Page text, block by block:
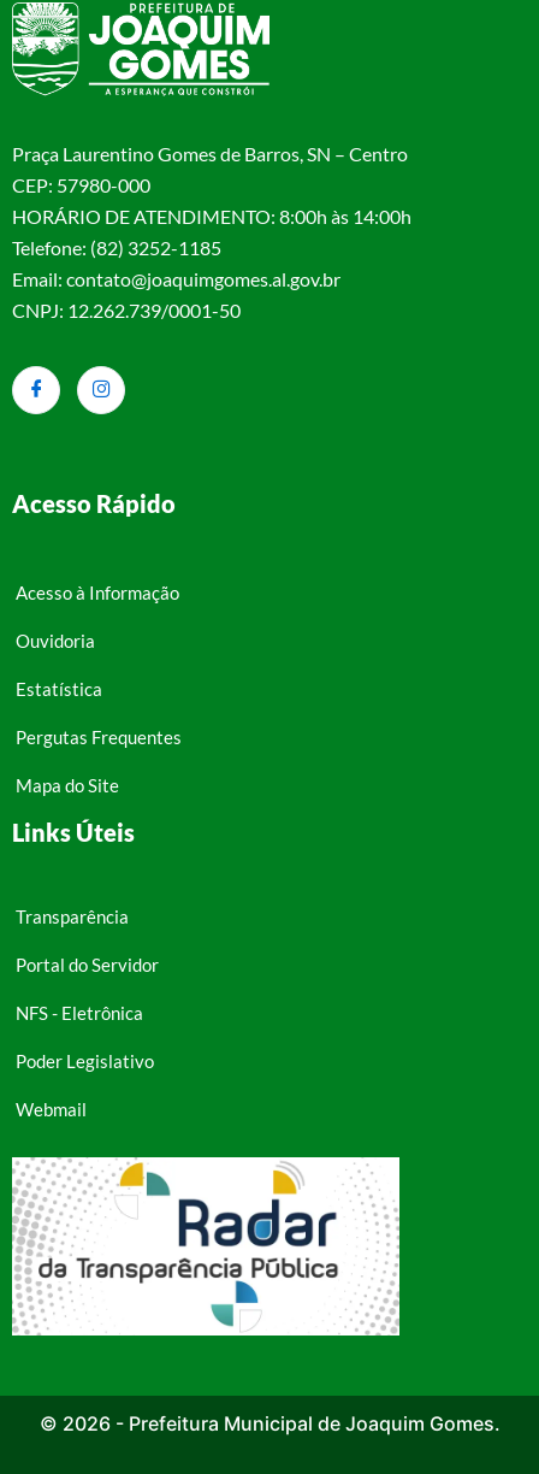
Praça Laurentino Gomes de Barros, SN – Centro
CEP: 57980-000
HORÁRIO DE ATENDIMENTO: 8:00h às 14:00h
Telefone: (82) 3252-1185
Email: contato@joaquimgomes.al.gov.br
CNPJ: 12.262.739/0001-50
Acesso Rápido
Acesso à Informação
Ouvidoria
Estatística
Pergutas Frequentes
Mapa do Site
Links Úteis
Transparência
Portal do Servidor
NFS - Eletrônica
Poder Legislativo
Webmail
© 2026 - Prefeitura Municipal de Joaquim Gomes.